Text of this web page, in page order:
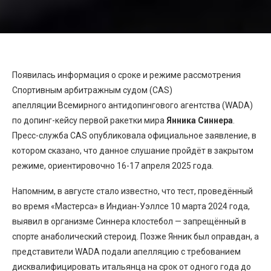
Появилась информация о сроке и режиме рассмотрения
Спортивным арбитражным судом (CAS)
апелляции Всемирного антидопингового агентства (WADA)
по допинг-кейсу первой ракетки мира Янника Синнера
Пресс-служба CAS опубликовала официальное заявление, в
котором сказано, что данное слушание пройдёт в закрытом
режиме, ориентировочно 16-17 апреля 2025 года.
Напомним, в августе стало известно, что тест, проведённый
во время «Мастерса» в Индиан-Уэллсе 10 марта 2024 года,
выявил в организме Синнера клостебол — запрещённый в
спорте анаболический стероид. Позже Янник был оправдан, а
представители WADA подали апелляцию с требованием
дисквалифицировать итальянца на срок от одного года до